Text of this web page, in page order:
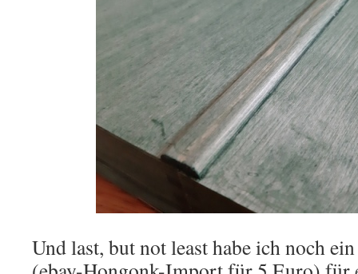
Und last, but not least habe ich noch